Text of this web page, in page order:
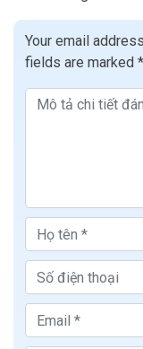
Your email
fields are marked *